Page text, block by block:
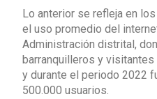
Lo anterior se refleja en
el uso promedio del
Administración distrital,
barranquilleros y
y durante el periodo 2022
500.000 usuarios.